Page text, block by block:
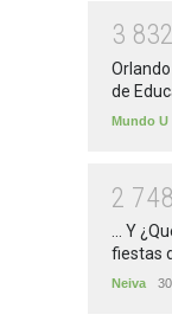
3 832
de
Mundo U
2 748
... Y
fiestas
Neiva